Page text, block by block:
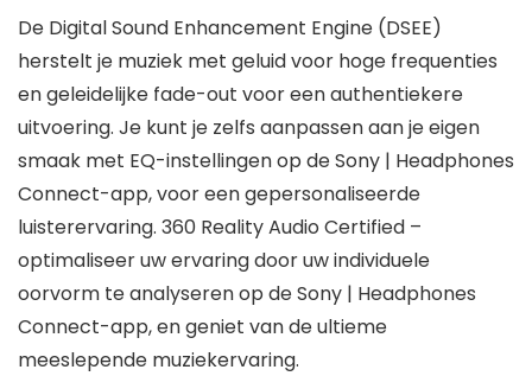
De Digital Sound Enhancement Engine (DSEE)
herstelt je muziek met geluid voor hoge frequenties
en geleidelijke fade-out voor een authentiekere
uitvoering. Je kunt je zelfs aanpassen aan je eigen
smaak met EQ-instellingen op de Sony | Headphones
Connect-app, voor een gepersonaliseerde
luisterervaring. 360 Reality Audio Certified –
optimaliseer uw ervaring door uw individuele
oorvorm te analyseren op de Sony | Headphones
Connect-app, en geniet van de ultieme
meeslepende muziekervaring.